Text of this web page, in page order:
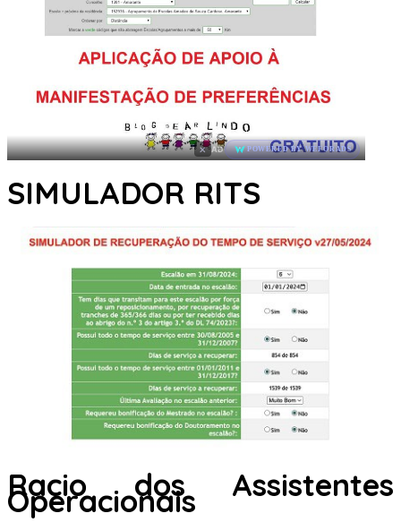
× AD POWERED BY WEFORADS
SIMULADOR RITS
Racio dos Assistentes
Operacionais